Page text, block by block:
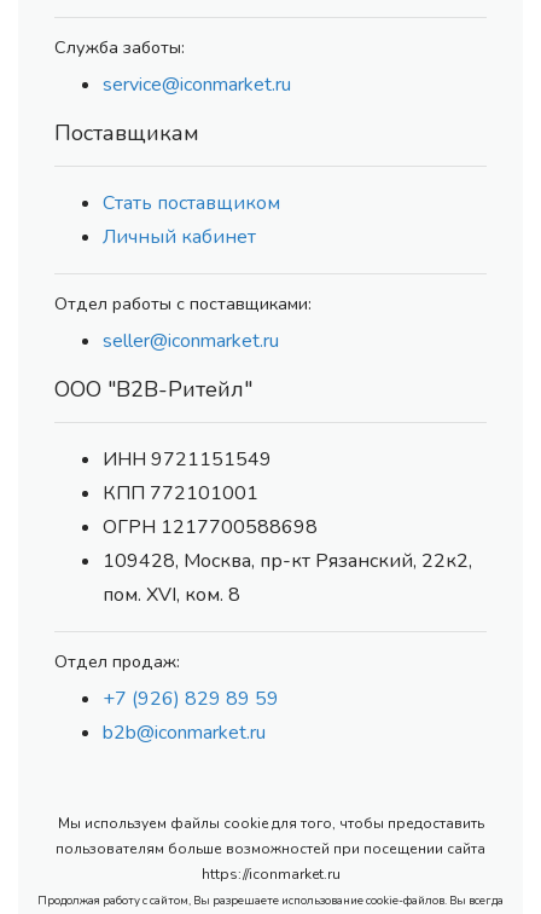
Служба заботы:
service@iconmarket.ru
Поставщикам
Стать поставщиком
Личный кабинет
Отдел работы с поставщиками:
seller@iconmarket.ru
ООО "В2В-Ритейл"
ИНН 9721151549
КПП 772101001
ОГРН 1217700588698
109428, Москва, пр-кт Рязанский, 22к2,
пом. XVI, ком. 8
Отдел продаж:
+7 (926) 829 89 59
b2b@iconmarket.ru
Мы используем файлы cookie для того, чтобы предоставить
пользователям больше возможностей при посещении сайта
https://iconmarket.ru
Продолжая работу с сайтом, Вы разрешаете использование cookie-файлов. Вы всегда